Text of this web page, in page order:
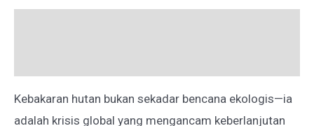
ATMOSFER,
LITOSFER
Kebakaran hutan bukan sekadar bencana ekologis—ia
adalah krisis global yang mengancam keberlanjutan